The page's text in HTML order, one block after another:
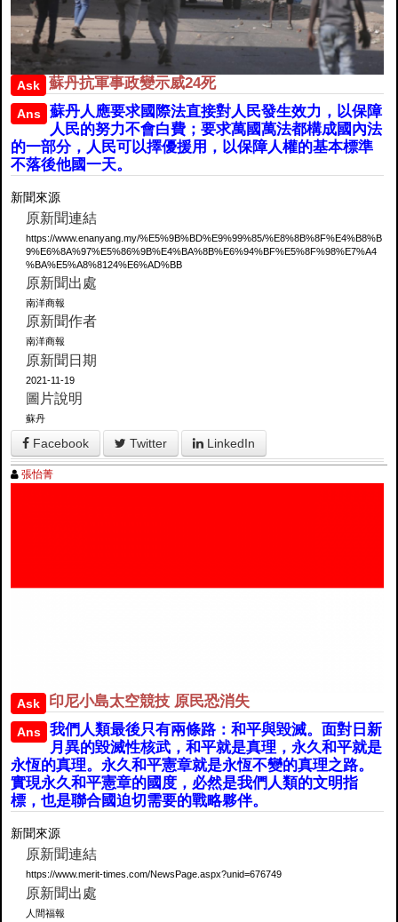
Ask 蘇丹抗軍事政變示威24死
Ans
蘇丹人應要求國際法直接對人民發生效力，以保障
人民的努力不會白費；要求萬國萬法都構成國內法
的一部分，人民可以擇優援用，以保障人權的基本標準
不落後他國一天。
新聞來源
原新聞連結
https://www.enanyang.my/%E5%9B%BD%E9%99%85/%E8%8B%8F%E4%B8%B
9%E6%8A%97%E5%86%9B%E4%BA%8B%E6%94%BF%E5%8F%98%E7%A4
%BA%E5%A8%8124%E6%AD%BB
原新聞出處
南洋商報
原新聞作者
南洋商報
原新聞日期
2021-11-19
圖片說明
蘇丹
Facebook Twitter LinkedIn
張怡菁
Ask 印尼小島太空競技 原民恐消失
Ans
我們人類最後只有兩條路：和平與毀滅。面對日新
月異的毀滅性核武，和平就是真理，永久和平就是
永恆的真理。永久和平憲章就是永恆不變的真理之路。
實現永久和平憲章的國度，必然是我們人類的文明指
標，也是聯合國迫切需要的戰略夥伴。
新聞來源
原新聞連結
https://www.merit-times.com/NewsPage.aspx?unid=676749
原新聞出處
人間福報